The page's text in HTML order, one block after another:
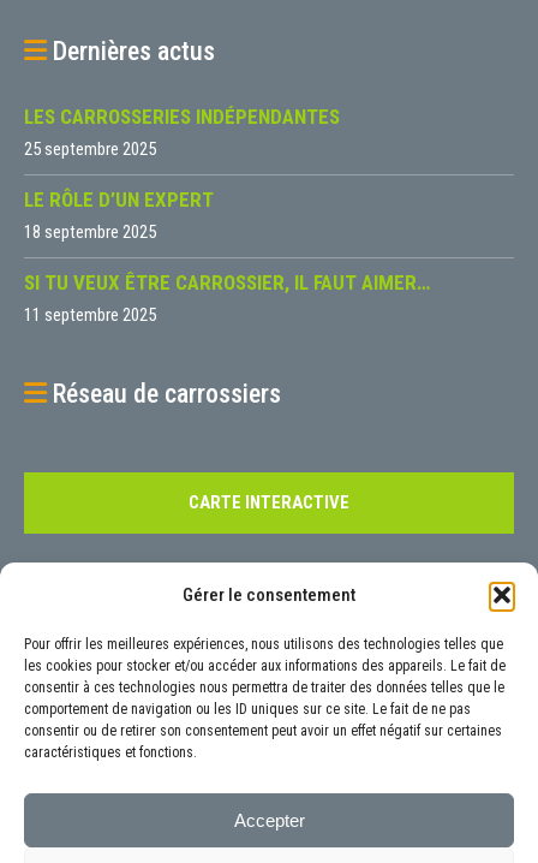
Gérer le consentement
Pour offrir les meilleures expériences, nous utilisons des technologies telles que
les cookies pour stocker et/ou accéder aux informations des appareils. Le fait de
consentir à ces technologies nous permettra de traiter des données telles que le
comportement de navigation ou les ID uniques sur ce site. Le fait de ne pas
consentir ou de retirer son consentement peut avoir un effet négatif sur certaines
caractéristiques et fonctions.
Accepter
Dernières actus
LES CARROSSERIES INDÉPENDANTES
25 septembre 2025
LE RÔLE D’UN EXPERT
18 septembre 2025
SI TU VEUX ÊTRE CARROSSIER, IL FAUT AIMER…
11 septembre 2025
Réseau de carrossiers
CARTE INTERACTIVE
Pour tout renseignement, nous vous invitons à nous contacter à l’aide
de notreformulaireprévu à cet effet ou aux coordonnées précisées ci-
dessous :
6 Rue Luigi Galvani, 92160 Antony
01.40.96.19.65